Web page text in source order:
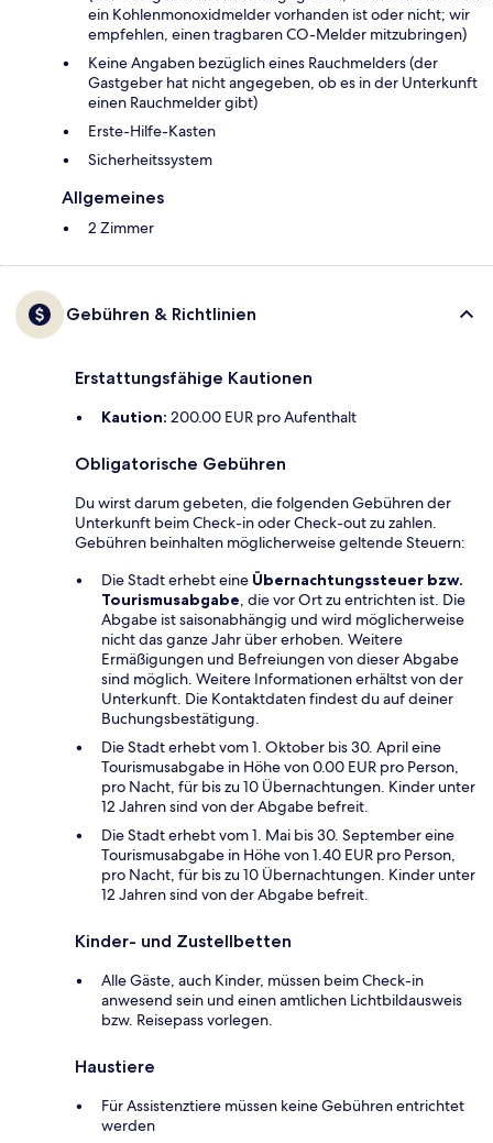
ein Kohlenmonoxidmelder vorhanden ist oder nicht; wir
empfehlen, einen tragbaren CO-Melder mitzubringen)
Keine Angaben bezüglich eines Rauchmelders (der
Gastgeber hat nicht angegeben, ob es in der Unterkunft
einen Rauchmelder gibt)
Ers­te-Hil­fe-Kas­ten
Sicherheitssystem
Allgemeines
2 Zimmer
Gebühren & Richtlinien
Erstattungsfähige Kautionen
Kaution: 200.00 EUR pro Aufenthalt
Obligatorische Gebühren
Du wirst darum gebeten, die folgenden Gebühren der
Unterkunft beim Check-in oder Check-out zu zahlen.
Gebühren beinhalten möglicherweise geltende Steuern:
Die Stadt erhebt eine Übernachtungssteuer bzw.
Tourismusabgabe, die vor Ort zu entrichten ist. Die
Abgabe ist saisonabhängig und wird möglicherweise
nicht das ganze Jahr über erhoben. Weitere
Ermäßigungen und Befreiungen von dieser Abgabe
sind möglich. Weitere Informationen erhältst von der
Unterkunft. Die Kontaktdaten findest du auf deiner
Buchungsbestätigung.
Die Stadt erhebt vom 1. Oktober bis 30. April eine
Tourismusabgabe in Höhe von 0.00 EUR pro Person,
pro Nacht, für bis zu 10 Übernachtungen. Kinder unter
12 Jahren sind von der Abgabe befreit.
Die Stadt erhebt vom 1. Mai bis 30. September eine
Tourismusabgabe in Höhe von 1.40 EUR pro Person,
pro Nacht, für bis zu 10 Übernachtungen. Kinder unter
12 Jahren sind von der Abgabe befreit.
Kinder- und Zustellbetten
Alle Gäste, auch Kinder, müssen beim Check-in
anwesend sein und einen amtlichen Lichtbildausweis
bzw. Reisepass vorlegen.
Haustiere
Für Assistenztiere müssen keine Gebühren entrichtet
werden